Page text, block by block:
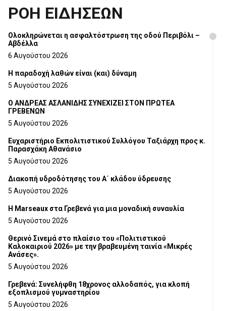
ΡΟΗ ΕΙΔΗΣΕΩΝ
Ολοκληρώνεται η ασφαλτόστρωση της οδού Περιβόλι –
Αβδέλλα
6 Αυγούστου 2026
H παραδοχή λαθών είναι (και) δύναμη
5 Αυγούστου 2026
Ο ΑΝΔΡΕΑΣ ΑΣΛΑΝΙΔΗΣ ΣΥΝΕΧΙΖΕΙ ΣΤΟΝ ΠΡΩΤΕΑ
ΓΡΕΒΕΝΩΝ
5 Αυγούστου 2026
Ευχαριστήριο Εκπολιτιστικού Συλλόγου Ταξιάρχη προς κ.
Παρασχάκη Αθανάσιο
5 Αυγούστου 2026
Διακοπή υδροδότησης του Α΄ κλάδου ύδρευσης
5 Αυγούστου 2026
Η Marseaux στα Γρεβενά για μια μοναδική συναυλία
5 Αυγούστου 2026
Θερινό Σινεμά στο πλαίσιο του «Πολιτιστικού
Καλοκαιριού 2026» με την βραβευμένη ταινία «Μικρές
Ανάσες».
5 Αυγούστου 2026
Γρεβενά: Συνελήφθη 18χρονος αλλοδαπός, για κλοπή
εξοπλισμού γυμναστηρίου
5 Αυγούστου 2026